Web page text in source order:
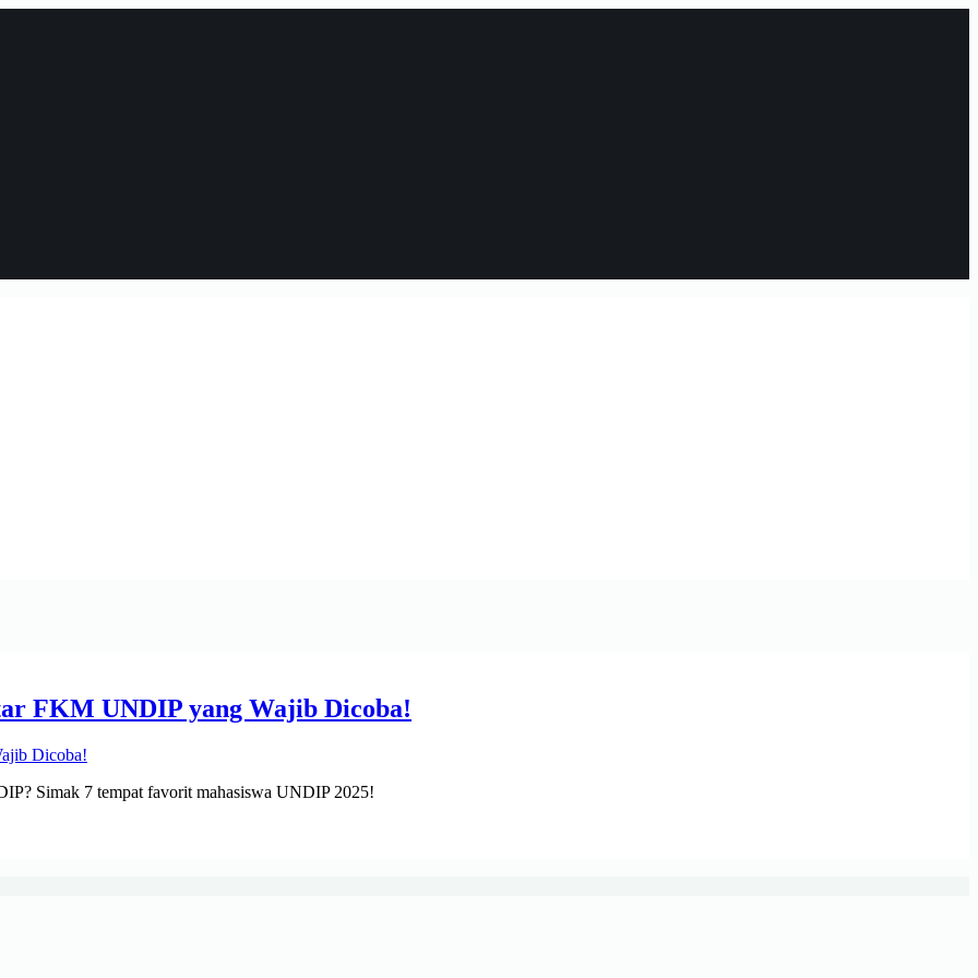
FKM UNDIP yang Wajib Dicoba!
Simak 7 tempat favorit mahasiswa UNDIP 2025!